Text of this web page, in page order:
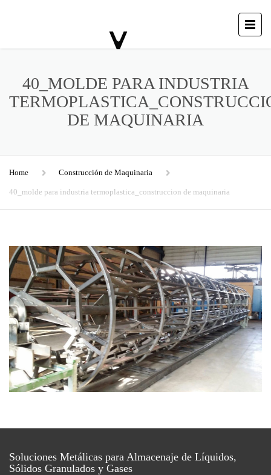
40_MOLDE PARA INDUSTRIA
DE MAQUINARIA
Home Construcción de Maquinaria
40_molde para industria termoplastica_construccion de maquinaria
Soluciones Metálicas para Almacenaje de Líquidos,
Sólidos Granulados y Gases